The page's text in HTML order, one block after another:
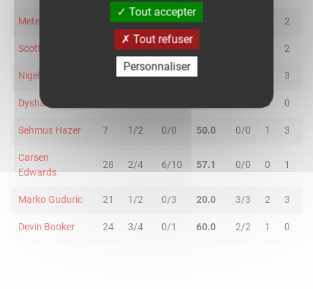
Metecan Birsen 0/0 0/0 - 2
Scottie Wilbekin 2/3 2/6 44.4 2
Nigel Hayes 5/6 0/1 71.4 3
Dyshawn Pierre 0 0
Sehmus Hazer 7 1/2 0/0 50.0 0/0 1 3
Carsen
Edwards
28 2/4 6/10 57.1 0/0 0 1
Marko Guduric 21 1/2 0/3 20.0 3/3 2 3
Devin Booker 24 3/4 0/1 60.0 2/2 1 0
Tout accepter
Tout refuser
Personnaliser